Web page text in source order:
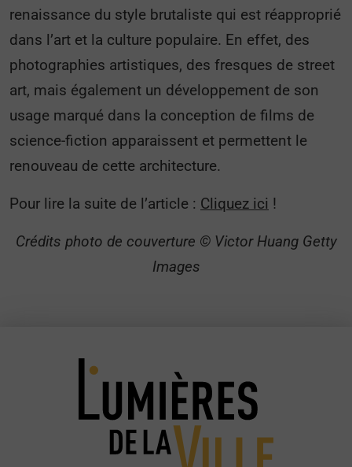
renaissance du style brutaliste qui est réapproprié
dans l’art et la culture populaire. En effet, des
photographies artistiques, des fresques de street
art, mais également un développement de son
usage marqué dans la conception de films de
science-fiction apparaissent et permettent le
renouveau de cette architecture.
Pour lire la suite de l’article : Cliquez ici !
Crédits photo de couverture © Victor Huang Getty
Images